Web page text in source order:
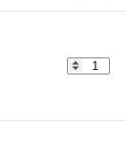
כמות